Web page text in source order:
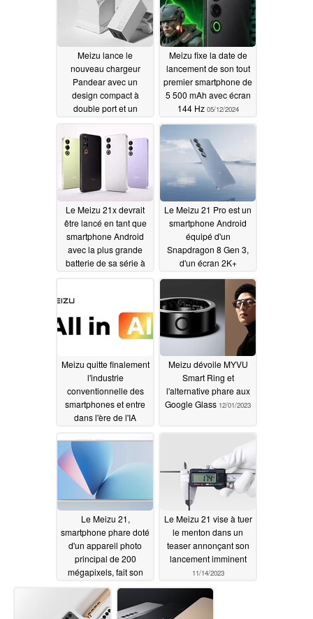
Meizu lance le
nouveau chargeur
Pandear avec un
design compact à
double port et un
rapide de 67W
08/23/2024
Meizu fixe la date de
lancement de son tout
premier smartphone de
5 500 mAh avec écran
144 Hz 05/12/2024
Le Meizu 21x devrait
être lancé en tant que
smartphone Android
avec la plus grande
batterie de sa série à
Le Meizu 21 Pro est un
smartphone Android
équipé d'un
Snapdragon 8 Gen 3,
d'un écran 2K+
presque sans lunette et
d'une capacité de
stockage allant jusqu'à
1 To 03/02/2024
Meizu quitte finalement
l'industrie
conventionnelle des
smartphones et entre
dans l'ère de l'IA
Meizu dévoile MYVU
Smart Ring et
l'alternative phare aux
Google Glass 12/01/2023
Le Meizu 21,
smartphone phare doté
d'un appareil photo
principal de 200
mégapixels, fait son
entrée sur le marché
pour moins de 600
dollars12/01/2023
Le Meizu 21 vise à tuer
le menton dans un
teaser annonçant son
lancement imminent
11/14/2023